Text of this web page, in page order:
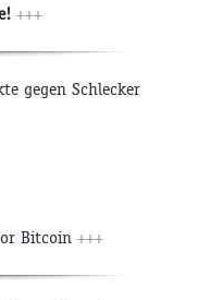
+++
gegen Schlecker
Bitcoin +++